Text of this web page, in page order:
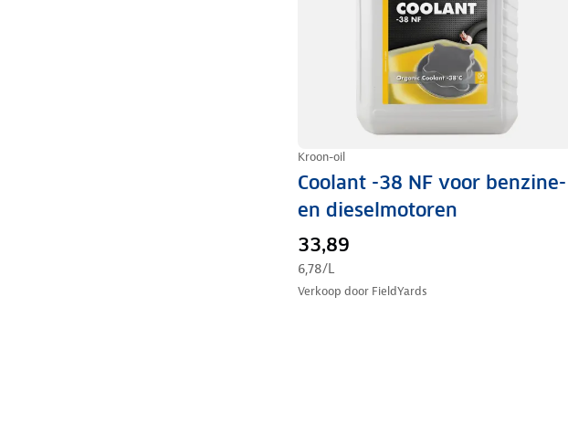
Kroon-oil
Coolant -38 NF voor benzine-
en dieselmotoren
33,89
6,78/L
Verkoop door FieldYards